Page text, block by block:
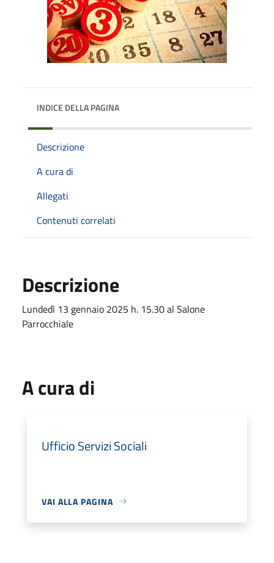
INDICE DELLA PAGINA
Descrizione
A cura di
Allegati
Contenuti correlati
Descrizione
Lundedì 13 gennaio 2025 h. 15.30 al Salone
Parrocchiale
A cura di
Ufficio Servizi Sociali
VAI ALLA PAGINA